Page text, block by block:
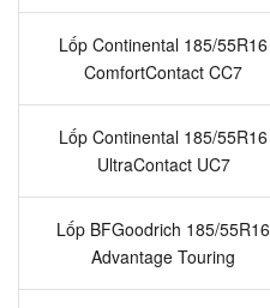
Lốp Continental 185/55R16
ComfortContact CC7
Lốp Continental 185/55R16
UltraContact UC7
Lốp BFGoodrich 185/55R16
Advantage Touring